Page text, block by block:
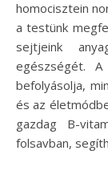
homocisztein
a testünk
sejtjeink
egészségét.
befolyásolja,
és az
gazdag B-
folsavban,